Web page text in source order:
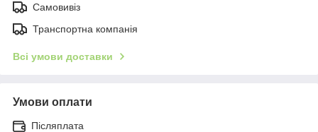
Самовивіз
Транспортна компанія
Всі умови доставки
Умови оплати
Післяплата